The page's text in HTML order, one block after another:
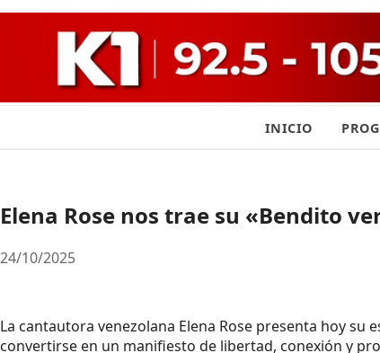
INICIO
Elena Rose nos trae su «Bendito
24/10/2025
La cantautora venezolana Elena Rose presenta hoy
convertirse en un manifiesto de libertad, conexión y